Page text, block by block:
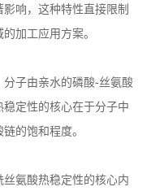
响，这种特性直接限制
加工应用方案。
分子由亲水的磷酸-丝氨酸
定性的核心在于分子中
的饱和程度。
氨酸热稳定性的核心内